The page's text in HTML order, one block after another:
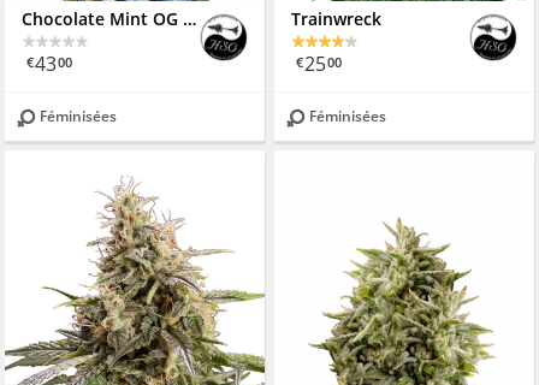
Chocolate Mint OG Auto
€4300
Féminisées
Trainwreck
€2500
Féminisées